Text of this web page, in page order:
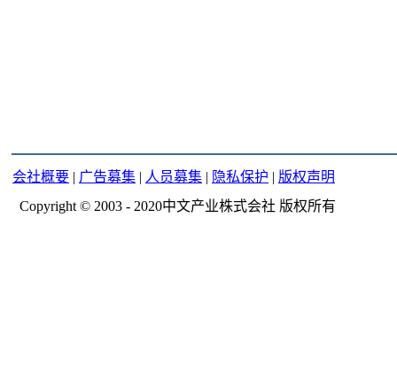
会社概要 | 广告募集 | 人员募集 | 隐私保护 | 版权声明
Copyright © 2003 - 2020中文产业株式会社 版权所有